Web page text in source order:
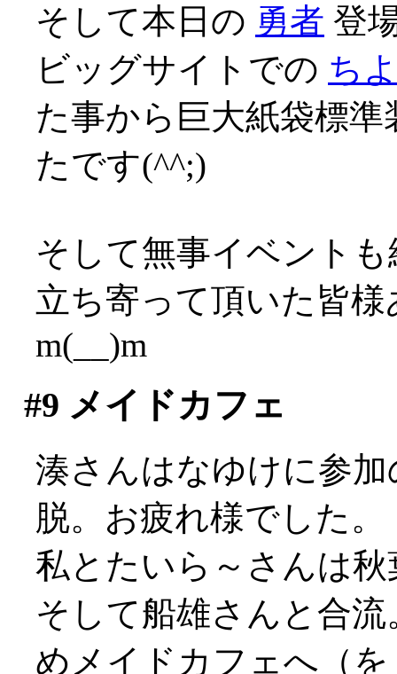
そして本日の 勇者 登
ビッグサイトでの ち
た事から巨大紙袋標
たです(^^;)
そして無事イベントも
立ち寄って頂いた皆
m(__)m
#9 メイドカフェ
湊さんはなゆけに参
脱。お疲れ様でした。
私とたいら～さんは秋
そして船雄さんと合
めメイドカフェへ（を